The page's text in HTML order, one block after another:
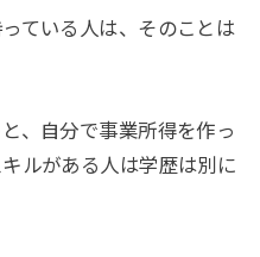
ている人は、そのことは
、自分で事業所得を作っ
ルがある人は学歴は別に